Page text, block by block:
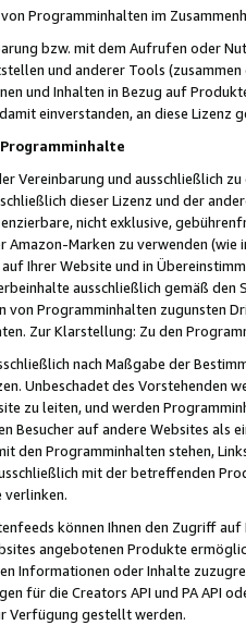
Programminhalten im
bzw. mit dem Aufrufen oder
und anderer Tools (zusammen
und Inhalten in Bezug auf
einverstanden, an diese Lizenz
Vereinbarung und ausschließlich
dieser Lizenz und der
nicht exklusive,
Amazon-Marken zu verwenden
Ihrer Website und in
ausschließlich gemäß
von Programminhalten zugunsten
Zur Klarstellung: Zu den
nach Maßgabe der
Unbeschadet des Vorstehenden
zu leiten, und werden
Besucher auf andere Websites als
den Programminhalten stehen,
mit der betreffenden
verlinken.
können Ihnen den Zugriff
angebotenen Produkte
Informationen oder Inhalte
für die Creators API und PA API
Verfügung gestellt werden.